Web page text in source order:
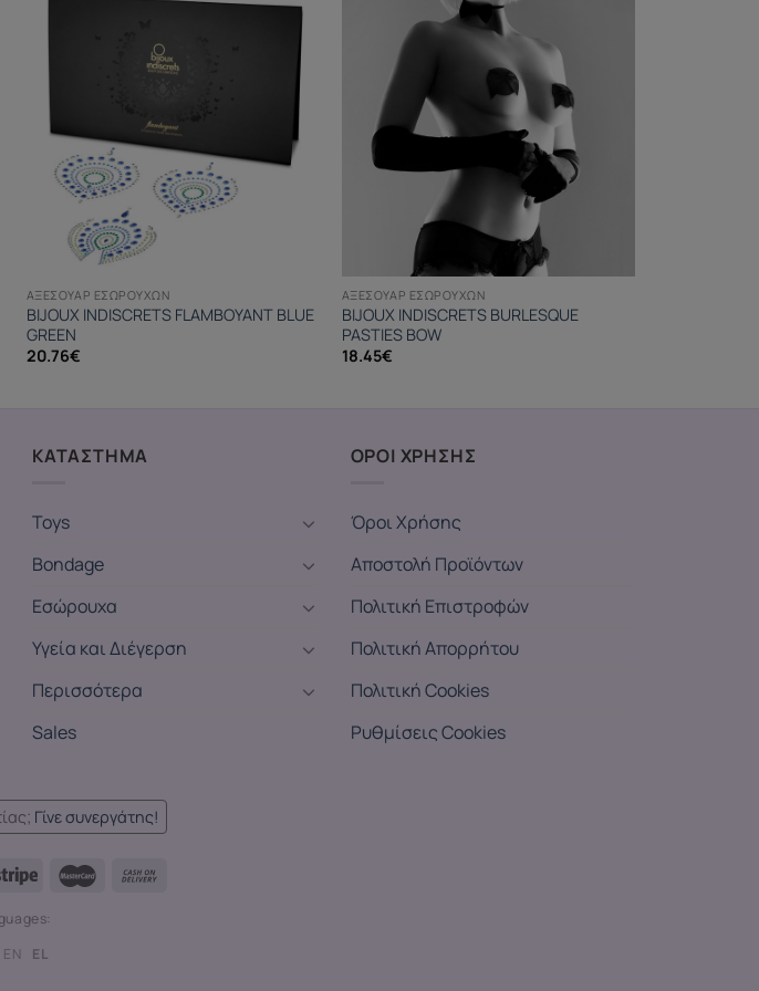
ΑΞΕΣΟΥΆΡ ΕΣΩΡΟΎΧΩΝ
BIJOUX INDISCRETS FLAMBOYANT BLUE
GREEN
20.76€
ΑΞΕΣΟΥΆΡ ΕΣΩΡΟΎΧΩΝ
BIJOUX INDISCRETS BURLESQUE
PASTIES BOW
18.45€
ΚΑΤΑΣΤΗΜΑ
Toys
Bondage
Εσώρουχα
Υγεία και Διέγερση
Περισσότερα
Sales
ΟΡΟΙ ΧΡΗΣΗΣ
Όροι Χρήσης
Αποστολή Προϊόντων
Πολιτική Επιστροφών
Πολιτική Απορρήτου
Πολιτική Cookies
Ρυθμίσεις Cookies
Γίνε συνεργάτης!
EN EL